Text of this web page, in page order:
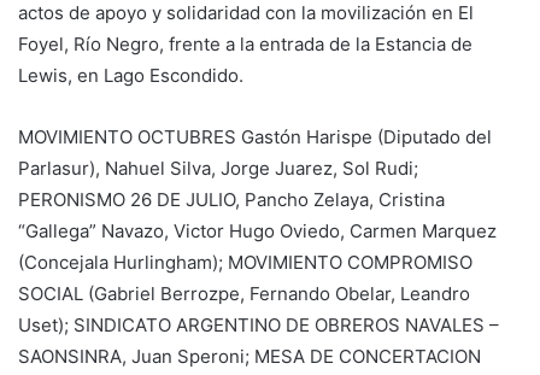
actos de apoyo y solidaridad con la movilización en El
Foyel, Río Negro, frente a la entrada de la Estancia de
Lewis, en Lago Escondido.
MOVIMIENTO OCTUBRES Gastón Harispe (Diputado del
Parlasur), Nahuel Silva, Jorge Juarez, Sol Rudi;
PERONISMO 26 DE JULIO, Pancho Zelaya, Cristina
“Gallega” Navazo, Victor Hugo Oviedo, Carmen Marquez
(Concejala Hurlingham); MOVIMIENTO COMPROMISO
SOCIAL (Gabriel Berrozpe, Fernando Obelar, Leandro
Uset); SINDICATO ARGENTINO DE OBREROS NAVALES –
SAONSINRA, Juan Speroni; MESA DE CONCERTACION